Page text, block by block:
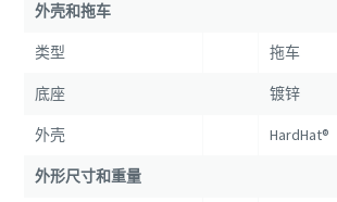
外壳和拖车
类型 拖车
底座 镀锌
外壳 HardHat®
外形尺寸和重量